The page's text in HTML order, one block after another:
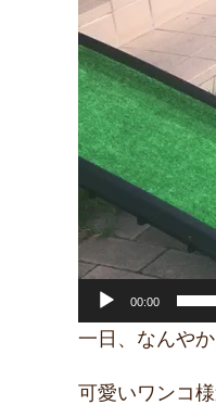
00:00
一日、なんや
可愛いワンコ